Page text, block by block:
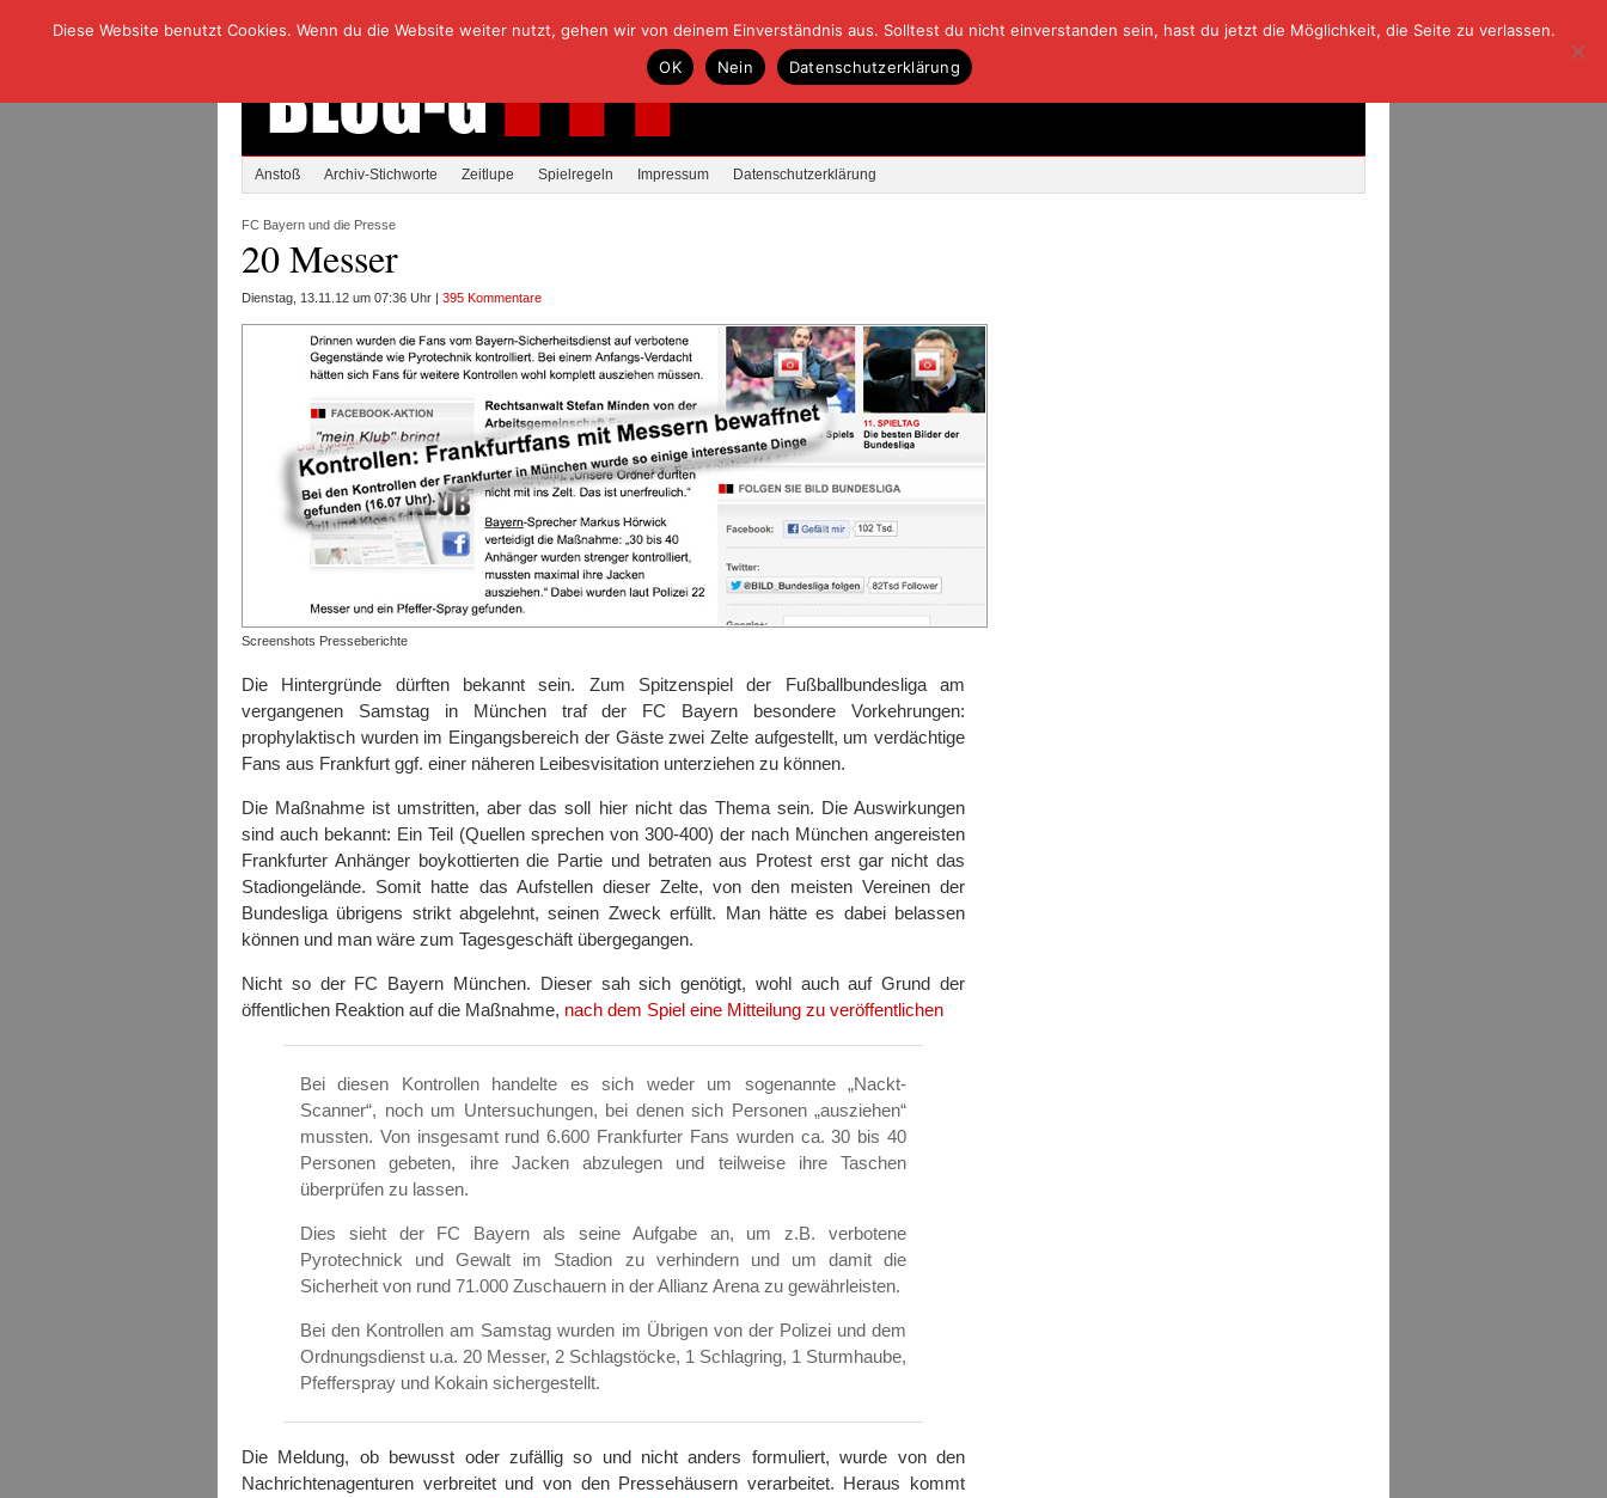
Anstoß Archiv-Stichworte Zeitlupe Spielregeln Impressum Datenschutzerklärung
FC Bayern und die Presse
20 Messer
Dienstag, 13.11.12 um 07:36 Uhr | 395 Kommentare
Screenshots Presseberichte
Die Hintergründe dürften bekannt sein. Zum Spitzenspiel der Fußballbundesliga am
vergangenen Samstag in München traf der FC Bayern besondere Vorkehrungen:
prophylaktisch wurden im Eingangsbereich der Gäste zwei Zelte aufgestellt, um verdächtige
Fans aus Frankfurt ggf. einer näheren Leibesvisitation unterziehen zu können.
Die Maßnahme ist umstritten, aber das soll hier nicht das Thema sein. Die Auswirkungen
sind auch bekannt: Ein Teil (Quellen sprechen von 300-400) der nach München angereisten
Frankfurter Anhänger boykottierten die Partie und betraten aus Protest erst gar nicht das
Stadiongelände. Somit hatte das Aufstellen dieser Zelte, von den meisten Vereinen der
Bundesliga übrigens strikt abgelehnt, seinen Zweck erfüllt. Man hätte es dabei belassen
können und man wäre zum Tagesgeschäft übergegangen.
Nicht so der FC Bayern München. Dieser sah sich genötigt, wohl auch auf Grund der
öffentlichen Reaktion auf die Maßnahme, nach dem Spiel eine Mitteilung zu veröffentlichen
Bei diesen Kontrollen handelte es sich weder um sogenannte „Nackt-
Scanner“, noch um Untersuchungen, bei denen sich Personen „ausziehen“
mussten. Von insgesamt rund 6.600 Frankfurter Fans wurden ca. 30 bis 40
Personen gebeten, ihre Jacken abzulegen und teilweise ihre Taschen
überprüfen zu lassen.
Dies sieht der FC Bayern als seine Aufgabe an, um z.B. verbotene
Pyrotechnick und Gewalt im Stadion zu verhindern und um damit die
Sicherheit von rund 71.000 Zuschauern in der Allianz Arena zu gewährleisten.
Bei den Kontrollen am Samstag wurden im Übrigen von der Polizei und dem
Ordnungsdienst u.a. 20 Messer, 2 Schlagstöcke, 1 Schlagring, 1 Sturmhaube,
Pfefferspray und Kokain sichergestellt.
Die Meldung, ob bewusst oder zufällig so und nicht anders formuliert, wurde von den
Nachrichtenagenturen verbreitet und von den Pressehäusern verarbeitet. Heraus kommt
Diese Website benutzt Cookies. Wenn du die Website weiter nutzt, gehen wir von deinem Einverständnis aus. Solltest du nicht einverstanden sein, hast du jetzt die Möglichkeit, die Seite zu verlassen.
OK
Nein Datenschutzerklärung